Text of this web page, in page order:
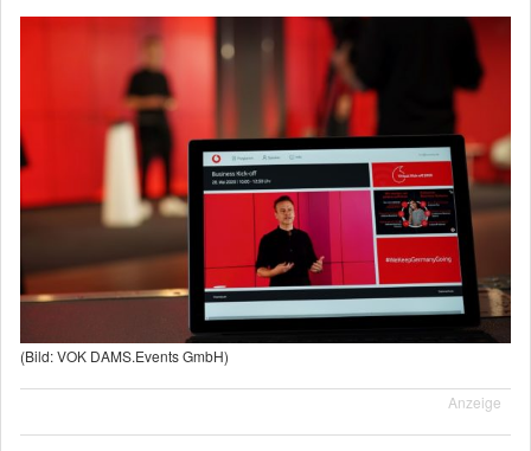
(Bild: VOK DAMS.Events GmbH)
Anzeige